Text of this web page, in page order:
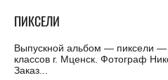
ПИКСЕЛИ
Выпускной альбом — пиксели —
классов г. Мценск. Фотограф
Заказ...